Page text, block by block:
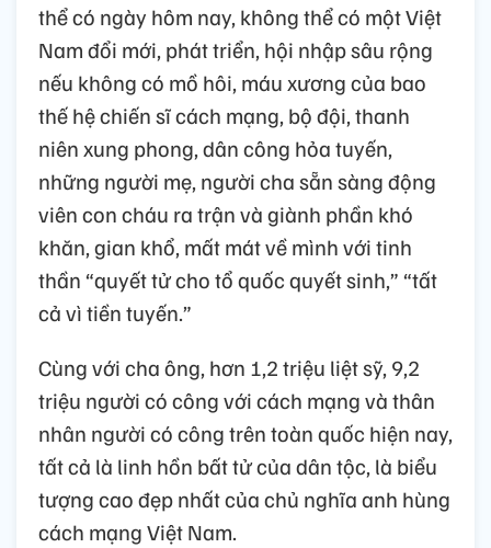
thể có ngày hôm nay, không thể có một Việt
Nam đổi mới, phát triển, hội nhập sâu rộng
nếu không có mồ hôi, máu xương của bao
thế hệ chiến sĩ cách mạng, bộ đội, thanh
niên xung phong, dân công hỏa tuyến,
những người mẹ, người cha sẵn sàng động
viên con cháu ra trận và giành phần khó
khăn, gian khổ, mất mát về mình với tinh
thần “quyết tử cho tổ quốc quyết sinh,” “tất
cả vì tiền tuyến.”
Cùng với cha ông, hơn 1,2 triệu liệt sỹ, 9,2
triệu người có công với cách mạng và thân
nhân người có công trên toàn quốc hiện nay,
tất cả là linh hồn bất tử của dân tộc, là biểu
tượng cao đẹp nhất của chủ nghĩa anh hùng
cách mạng Việt Nam.